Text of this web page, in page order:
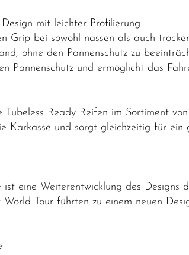
mit leichter Profilierung
Grip bei sowohl nassen als auch
ohne den Pannenschutz zu
Pannenschutz und ermöglicht das
Ready Reifen im Sortiment
Karkasse und sorgt gleichzeitig für
eine Weiterentwicklung des Designs
Tour führten zu einem neuen